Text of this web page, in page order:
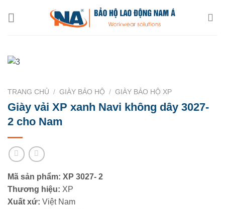
TRANG CHỦ / GIÀY BẢO HỘ / GIÀY BẢO HỘ XP
Giày vải XP xanh Navi không dây 3027-
2 cho Nam
Mã sản phẩm: XP 3027- 2
Thương hiệu: XP
Xuất xứ: Việt Nam